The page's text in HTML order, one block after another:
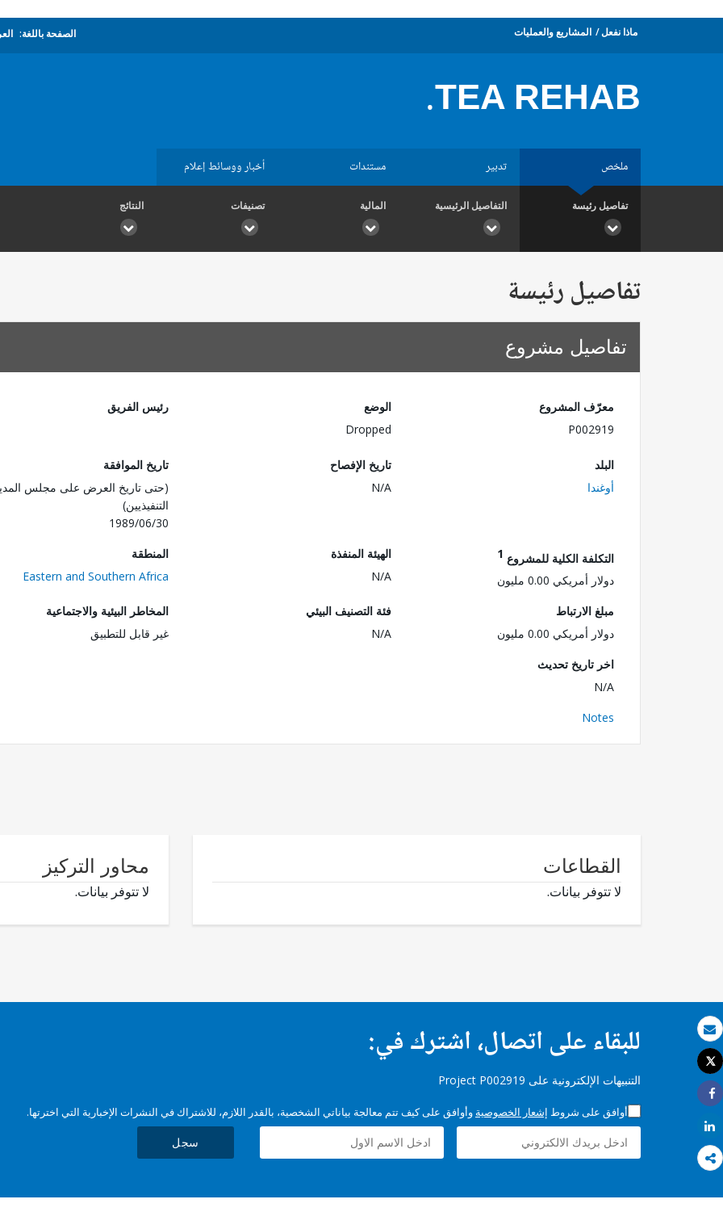
بريد الكتروني
طباعة
Tweet
Share
Share
ماذا نفعل المشاريع والعمليات الصفحة باللغة:
TEA REHAB.
ملخص تدبير مستندات أخبار ووسائط إعلام
تفاصيل رئيسة التفاصيل الرئيسية المالية تصنيفات النتائج
تفاصيل رئيسة
تفاصيل مشروع
معرّف المشروع
P002919
الوضع
Dropped
رئيس الفريق
البلد
أوغندا
تاريخ الإفصاح
N/A
تاريخ الموافقة
(حتى تاريخ العرض على مجلس
التنفيذيين)
1989/06/30
التكلفة الكلية للمشروع 1
دولار أمريكي 0.00 مليون
الهيئة المنفذة
N/A
المنطقة
Eastern and Southern Africa
مبلغ الارتباط
دولار أمريكي 0.00 مليون
فئة التصنيف البيئي
N/A
المخاطر البيئية والاجتماعية
غير قابل للتطبيق
اخر تاريخ تحديث
N/A
Notes
القطاعات
لا تتوفر بيانات.
محاور التركيز
لا تتوفر بيانات.
للبقاء على اتصال، اشترك في:
التنبيهات الإلكترونية على Project P002919
أوافق على شروط إشعار الخصوصية وأوافق على كيف تتم معالجة بياناتي الشخصية، بالقدر اللازم، للاشتراك في النشرات الإخبارية التي اخترتها.
سجل